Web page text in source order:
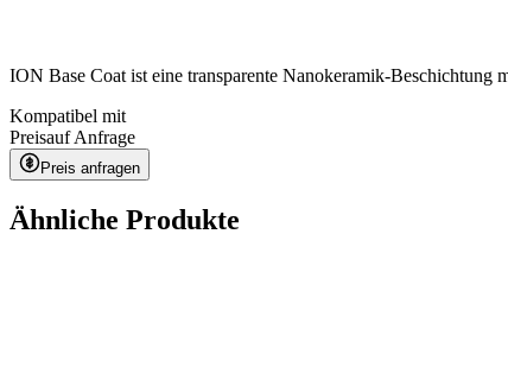
ION Base Coat ist eine transparente Nanokeramik-
Kompatibel mit
Preisauf Anfrage
Preis anfragen
Ähnliche Produkte